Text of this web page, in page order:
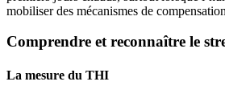
mobiliser des mécanismes de
Comprendre et reconnaître le
La mesure du THI